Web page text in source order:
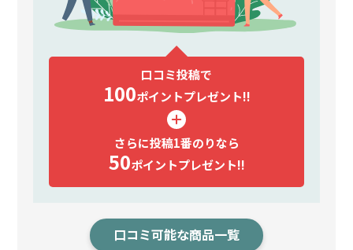
口コミ投稿で
100ポイントプレゼント!!
さらに投稿1番のりなら
50ポイントプレゼント!!
口コミ可能な商品一覧